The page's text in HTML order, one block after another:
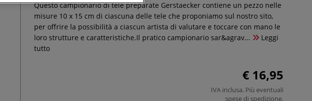
Questo campionario di tele preparate Gerstaecker contiene un pezzo nelle
misure 10 x 15 cm di ciascuna delle tele che proponiamo sul nostro sito,
per offrire la possibilità a ciascun artista di valutare e toccare con mano le
loro strutture e caratteristiche.Il pratico campionario sar&agrav...
Leggi
tutto
€ 16,95
IVA inclusa. Più eventuali
spese di spedizione.